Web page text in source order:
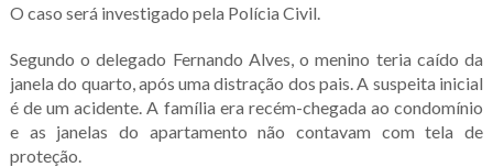
O caso será investigado pela Polícia Civil.
Segundo o delegado Fernando Alves, o menino teria caído da
janela do quarto, após uma distração dos pais. A suspeita inicial
é de um acidente. A família era recém-chegada ao condomínio
e as janelas do apartamento não contavam com tela de
proteção.